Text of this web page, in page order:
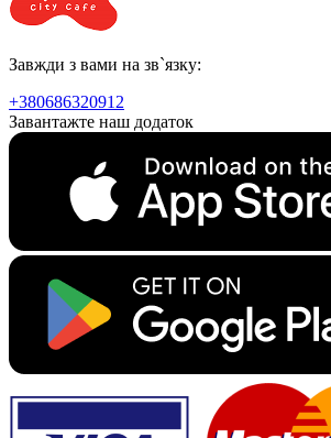
Завжди з вами на зв`язку:
+380686320912
Завантажте наш додаток